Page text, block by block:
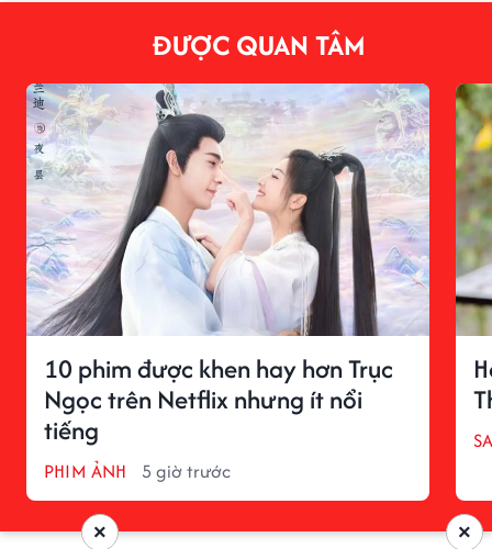
ĐƯỢC QUAN TÂM
10 phim được khen hay hơn Trục
Ngọc trên Netflix nhưng ít nổi
tiếng
PHIM ẢNH 5 giờ trước
×
×